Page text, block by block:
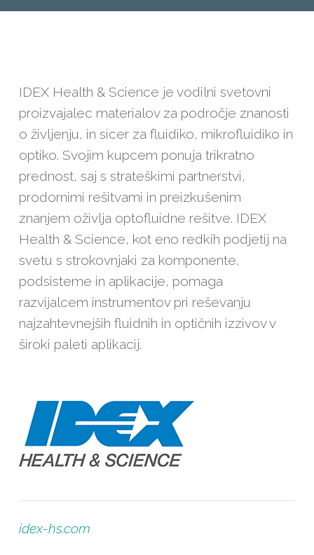
IDEX Health & Science je vodilni svetovni
proizvajalec materialov za področje znanosti
o življenju, in sicer za fluidiko, mikrofluidiko in
optiko. Svojim kupcem ponuja trikratno
prednost, saj s strateškimi partnerstvi,
prodornimi rešitvami in preizkušenim
znanjem oživlja optofluidne rešitve. IDEX
Health & Science, kot eno redkih podjetij na
svetu s strokovnjaki za komponente,
podsisteme in aplikacije, pomaga
razvijalcem instrumentov pri reševanju
najzahtevnejših fluidnih in optičnih izzivov v
široki paleti aplikacij.
idex-hs.com